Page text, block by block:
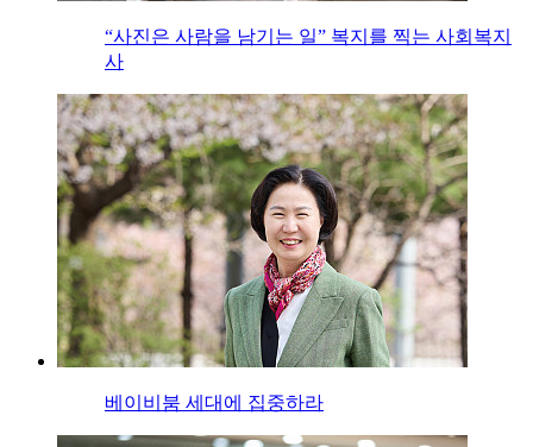
“사진은 사람을 남기는 일” 복지를 찍는 사회복지
사
베이비붐 세대에 집중하라